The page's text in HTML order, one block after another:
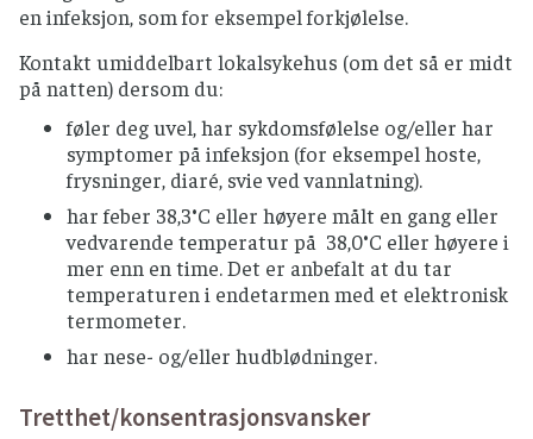
en infeksjon, som for eksempel forkjølelse.
Kontakt umiddelbart lokalsykehus (om det så er midt
på natten) dersom du:
føler deg uvel, har sykdomsfølelse og/eller har
symptomer på infeksjon (for eksempel hoste,
frysninger, diaré, svie ved vannlatning).
har feber 38,3°C eller høyere målt en gang eller
vedvarende temperatur på 38,0°C eller høyere i
mer enn en time. Det er anbefalt at du tar
temperaturen i endetarmen med et elektronisk
termometer.
har nese- og/eller hudblødninger.
Tretthet/konsentrasjonsvansker